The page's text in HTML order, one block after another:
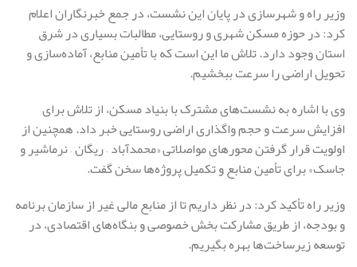
وزیر راه و شهرسازی در پایان این نشست، در جمع خبرنگاران اعلام
کرد: در حوزه مسکن شهری و روستایی، مطالبات بسیاری در شرق
استان وجود دارد. تلاش ما این است که با تأمین منابع، آماده‌سازی و
تحویل اراضی را سرعت ببخشیم.
وی با اشاره به نشست‌های مشترک با بنیاد مسکن، از تلاش برای
افزایش سرعت و حجم واگذاری اراضی روستایی خبر داد. همچنین از
اولویت قرار گرفتن محورهای مواصلاتی «محمدآباد – ریگان – نرماشیر و
جاسک» برای تأمین منابع و تکمیل پروژه‌ها سخن گفت.
وزیر راه تأکید کرد: در نظر داریم تا از منابع مالی غیر از سازمان برنامه
و بودجه، از طریق مشارکت بخش خصوصی و بنگاه‌های اقتصادی، در
توسعه زیرساخت‌ها بهره بگیریم.